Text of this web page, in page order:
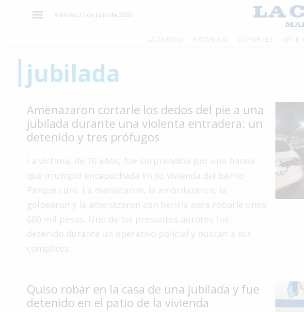
Viernes,31 de Julio de 2026
Mundo
Zona
Cultura
Tecnología
Gastronomía
Salud
Interés
Deportes
Arte
jubilada
Amenazaron cortarle los dedos del pie a una
jubilada durante una violenta entradera: un
detenido y tres prófugos
La víctima, de 70 años, fue sorprendida por una banda
que irrumpió encapuchada en su vivienda del barrio
Parque Luro. La maniataron, la amordazaron, la
golpearon y la amenazaron con herirla para robarle unos
600 mil pesos. Uno de los presuntos autores fue
detenido durante un operativo policial y buscan a sus
cómplices.
Quiso robar en la casa de una jubilada y fue
detenido en el patio de la vivienda